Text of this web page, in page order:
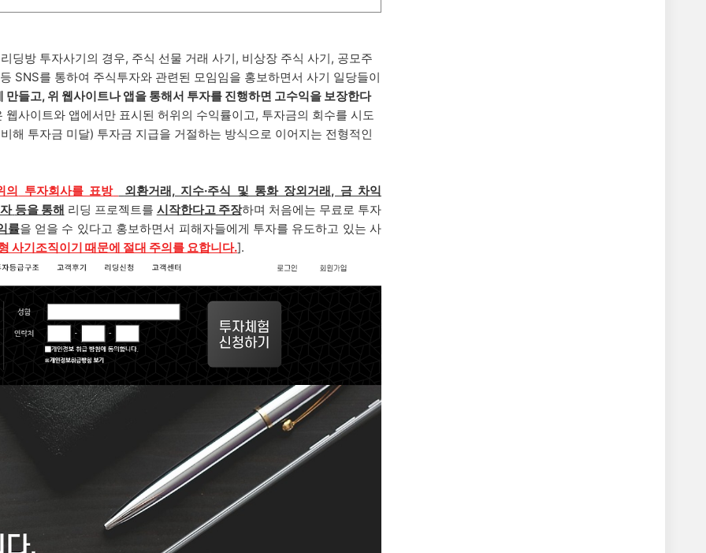
딩방 투자사기의 경우, 주식 선물 거래 사기, 비상장 주식 사기, 공모주
SNS를 통하여 주식투자와 관련된 모임임을 홍보하면서 사기 일당들이
들고, 위 웹사이트나 앱을 통해서 투자를 진행하면 고수익을 보장한다
사이트와 앱에서만 표시된 허위의 수익률이고, 투자금의 회수를 시도
해 투자금 미달) 투자금 지급을 거절하는 방식으로 이어지는 전형적인
의 투자회사를 표방
외환거래, 지수·주식 및 통화 장외거래, 금 차익
등을 통해 리딩 프로젝트를 시작한다고 주장하며 처음에는 무료로 투자
률을 얻을 수 있다고 홍보하면서 피해자들에게 투자를 유도하고 있는 사
사기조직이기 때문에 절대 주의를 요합니다.].